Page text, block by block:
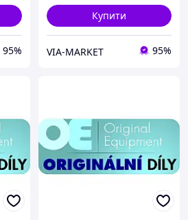
95%
Купити
VIA-MARKET 95%